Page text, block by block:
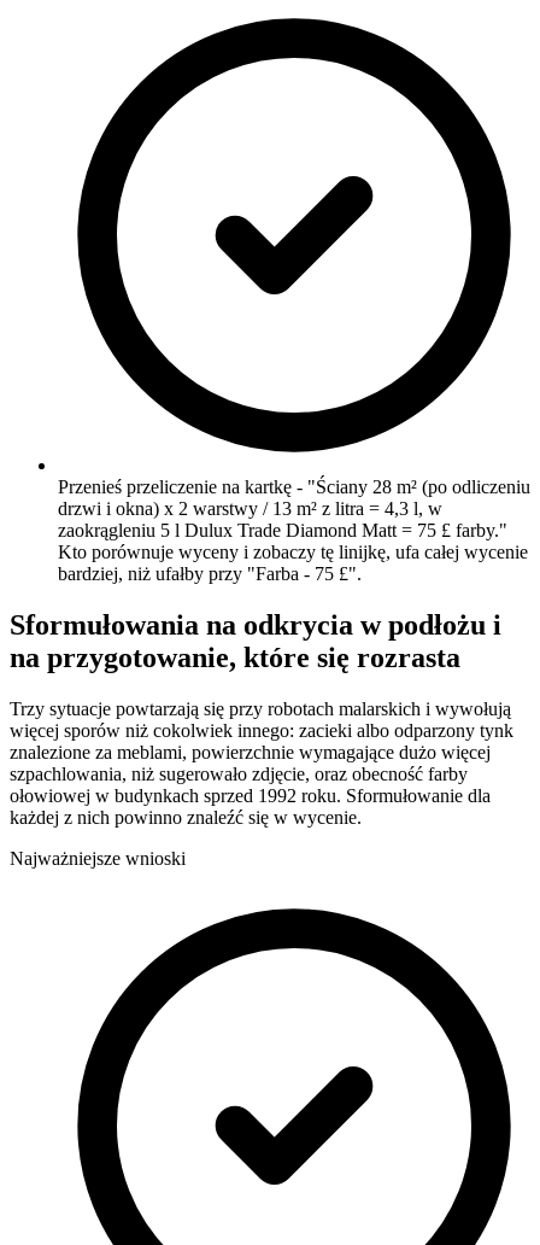
Przenieś przeliczenie na kartkę - "Ściany 28 m² (po odliczeniu
drzwi i okna) x 2 warstwy / 13 m² z litra = 4,3 l, w
zaokrągleniu 5 l Dulux Trade Diamond Matt = 75 £ farby."
Kto porównuje wyceny i zobaczy tę linijkę, ufa całej wycenie
bardziej, niż ufałby przy "Farba - 75 £".
Sformułowania na odkrycia w podłożu i
na przygotowanie, które się rozrasta
Trzy sytuacje powtarzają się przy robotach malarskich i wywołują
więcej sporów niż cokolwiek innego: zacieki albo odparzony tynk
znalezione za meblami, powierzchnie wymagające dużo więcej
szpachlowania, niż sugerowało zdjęcie, oraz obecność farby
ołowiowej w budynkach sprzed 1992 roku. Sformułowanie dla
każdej z nich powinno znaleźć się w wycenie.
Najważniejsze wnioski